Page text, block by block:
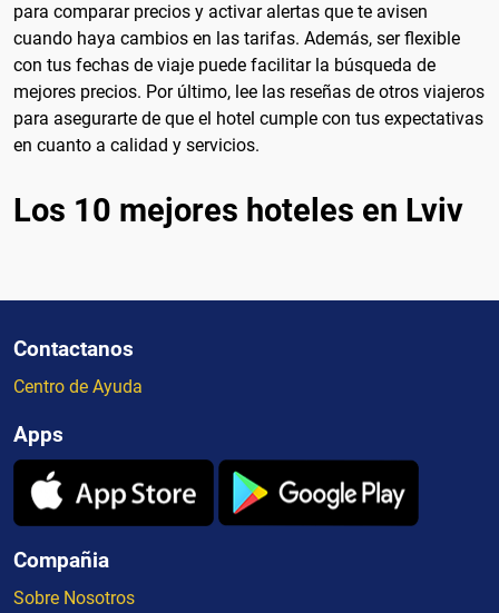
para comparar precios y activar alertas que te avisen
cuando haya cambios en las tarifas. Además, ser flexible
con tus fechas de viaje puede facilitar la búsqueda de
mejores precios. Por último, lee las reseñas de otros viajeros
para asegurarte de que el hotel cumple con tus expectativas
en cuanto a calidad y servicios.
Los 10 mejores hoteles en Lviv
Contactanos
Centro de Ayuda
Apps
Compañia
Sobre Nosotros